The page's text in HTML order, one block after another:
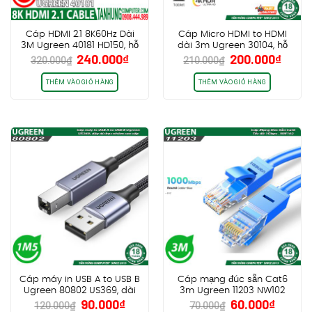
Cáp HDMI 2.1 8K60Hz Dài
3M Ugreen 40181 HD150, hỗ
trợ eARC HDR 48Gbps
320.000₫ Giá
gốc
là:
320.000₫.
240.000₫Giá
THÊM VÀO GIỎ HÀNG
Cáp Micro HDMI to HDMI
dài 3m Ugreen 30104, hỗ
trợ 4K30Hz HDR
210.000₫ Giá
gốc
là:
210.000₫.
200.000₫Giá
THÊM VÀO GIỎ HÀNG
Cáp máy in USB A to USB B
Ugreen 80802 US369, dài
1m5, dây dù bọc nhôm cao
120.000₫ Giá
90.000₫Giá
Cáp mạng đúc sẵn Cat6
3m Ugreen 11203 NW102
70.000₫ Giá
60.000₫Giá